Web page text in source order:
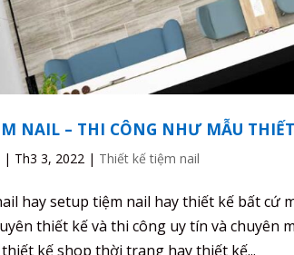
NAIL – THI CÔNG NHƯ MẪU
| Th3 3, 2022 | Thiết kế tiệm nail
hay setup tiệm nail hay thiết kế bất
thiết kế và thi công uy tín và chuyên
kế shop thời trang hay thiết kế...